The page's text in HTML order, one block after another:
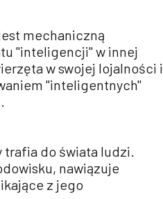
mechaniczną
"inteligencji" w innej
w swojej lojalności i
"inteligentnych"
trafia do świata ludzi.
nawiązuje
z jego